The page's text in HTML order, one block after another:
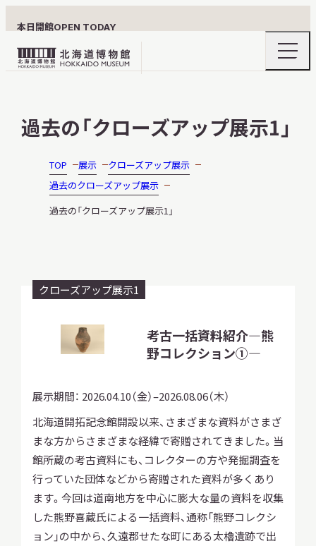
本日開館OPEN TODAY
北
博
ナ
ビ
利用案内
地域連携
イベント
過去の「クローズアップ展示1」
TOP 展示
クローズアップ展示
過去のクローズアップ展示
過去の「クローズアップ展示1」
クローズアップ展示1
考古一括資料紹介—熊
野コレクション①—
展示期間： 2026.04.10（金）–2026.08.06（木）
北海道開拓記念館開設以来、さまざまな資料がさまざ
まな方からさまざまな経緯で寄贈されてきました。当
館所蔵の考古資料にも、コレクターの方や発掘調査を
行っていた団体などから寄贈された資料が多くあり
ます。今回は道南地方を中心に膨大な量の資料を収集
した熊野喜蔵氏による一括資料、通称「熊野コレクシ
ョン」の中から、久遠郡せたな町にある太櫓遺跡で出